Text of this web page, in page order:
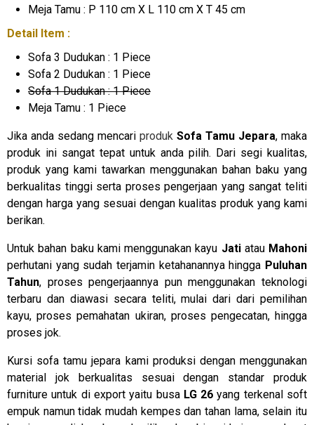
Meja Tamu : P 110 cm X L 110 cm X T 45 cm
Detail Item :
Sofa 3 Dudukan : 1 Piece
Sofa 2 Dudukan : 1 Piece
Sofa 1 Dudukan : 1 Piece
Meja Tamu : 1 Piece
Jika anda sedang mencari produk Sofa Tamu Jepara, maka
produk ini sangat tepat untuk anda pilih. Dari segi kualitas,
produk yang kami tawarkan menggunakan bahan baku yang
berkualitas tinggi serta proses pengerjaan yang sangat teliti
dengan harga yang sesuai dengan kualitas produk yang kami
berikan.
Untuk bahan baku kami menggunakan kayu Jatiatau Mahoni
perhutani yang sudah terjamin ketahanannya hingga Puluhan
Tahun, proses pengerjaannya pun menggunakan teknologi
terbaru dan diawasi secara teliti, mulai dari dari pemilihan
kayu, proses pemahatan ukiran, proses pengecatan, hingga
proses jok.
Kursi sofa tamu jepara kami produksi dengan menggunakan
material jok berkualitas sesuai dengan standar produk
furniture untuk di export yaitu busa LG 26 yang terkenal soft
empuk namun tidak mudah kempes dan tahan lama, selain itu